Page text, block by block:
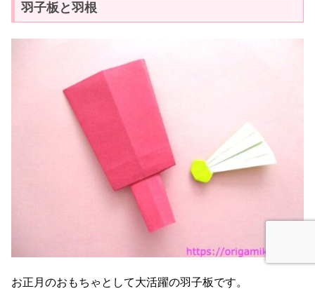
羽子板と羽根
お正月のおもちゃとして大活躍の羽子板です。